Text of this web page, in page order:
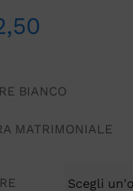
BIANCO
MATRIMONIALE